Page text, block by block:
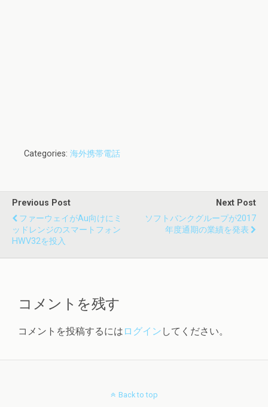
Categories: 海外携帯電話
Previous Post
ファーウェイがau向けにミ
ッドレンジのスマートフォン
HWV32を投入
Next Post
ソフトバンクグループが2017
年度通期の業績を発表
コメントを残す
コメントを投稿するには ログイン してください。
Back to top